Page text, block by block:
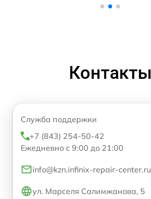
Контакты
Служба поддержки
+7 (843) 254-50-42
Ежедневно с 9:00 до 21:00
info@kzn.infinix-repair-center.ru
ул. Марселя Салимжанова, 5